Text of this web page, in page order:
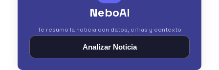
NeboAI
Te resumo la noticia con datos, cifras y contexto
Analizar Noticia